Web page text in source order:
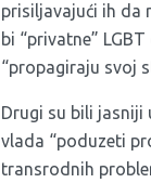
prisiljavajući ih da
bi “privatne”
“propagiraju svoj
Drugi su bili jasniji
vlada “poduzeti
transrodnih